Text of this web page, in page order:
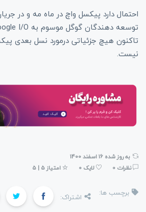
احتمال دارد پیکسل واچ در ماه مه و در
تاکنون هیچ جزئیاتی درمورد نسل بعدی
نیست.
به روز شده 16 اسفند 1400
نظرات 0
لایک 0 امتیاز 5 | 5
برچسب ها: اشتراک: